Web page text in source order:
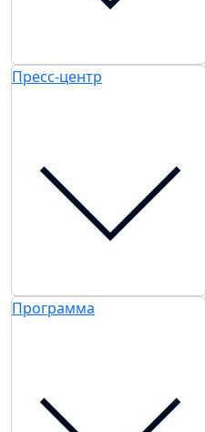
Пресс-центр
Программа